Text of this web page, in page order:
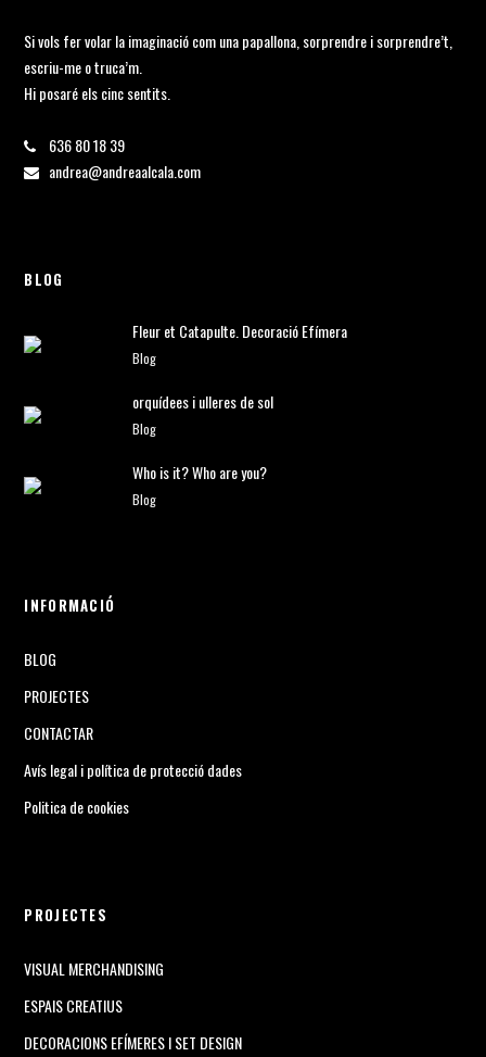
Si vols fer volar la imaginació com una papallona, sorprendre i sorprendre’t,
escriu-me o truca’m.
Hi posaré els cinc sentits.
636 80 18 39
andrea@andreaalcala.com
BLOG
Fleur et Catapulte. Decoració Efímera
Blog
orquídees i ulleres de sol
Blog
Who is it? Who are you?
Blog
INFORMACIÓ
BLOG
PROJECTES
CONTACTAR
Avís legal i política de protecció dades
Politica de cookies
PROJECTES
VISUAL MERCHANDISING
ESPAIS CREATIUS
DECORACIONS EFÍMERES I SET DESIGN